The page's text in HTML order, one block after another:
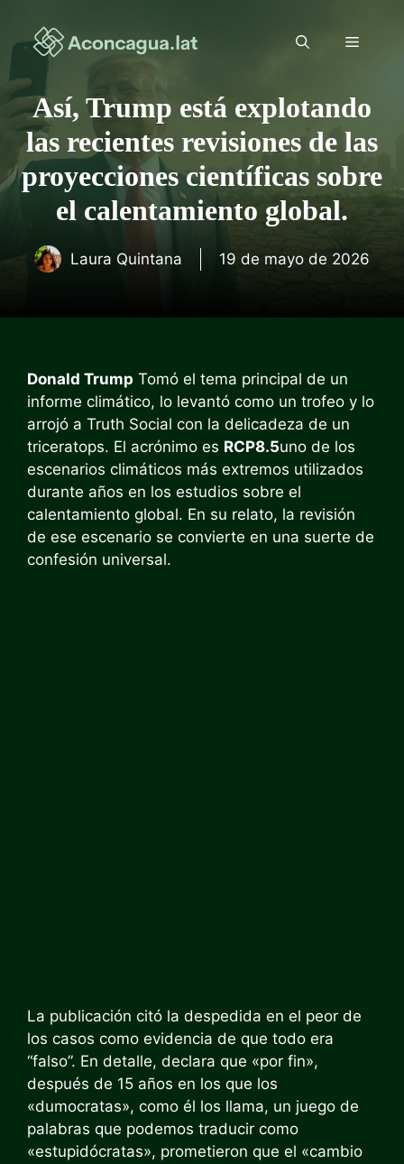
contenido
Menú
Así, Trump está explotando
las recientes revisiones de las
proyecciones científicas sobre
el calentamiento global.
Laura Quintana 19 de mayo de 2026
Donald Trump Tomó el tema principal de un
informe climático, lo levantó como un trofeo y lo
arrojó a Truth Social con la delicadeza de un
triceratops. El acrónimo es RCP8.5uno de los
escenarios climáticos más extremos utilizados
durante años en los estudios sobre el
calentamiento global. En su relato, la revisión
de ese escenario se convierte en una suerte de
confesión universal.
La publicación citó la despedida en el peor de
los casos como evidencia de que todo era
“falso”. En detalle, declara que «por fin»,
después de 15 años en los que los
«dumocratas», como él los llama, un juego de
palabras que podemos traducir como
«estupidócratas», prometieron que el «cambio